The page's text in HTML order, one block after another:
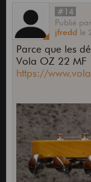
#14
Publié par
jfredd le
Parce que les
Vola OZ 22 MF
https://